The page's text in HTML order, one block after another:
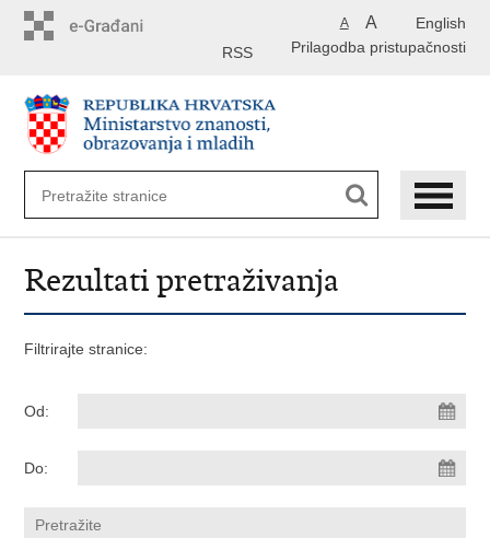
English
A A
Prilagodba pristupačnosti
RSS
Rezultati pretraživanja
Filtrirajte stranice:
Od:
Do: